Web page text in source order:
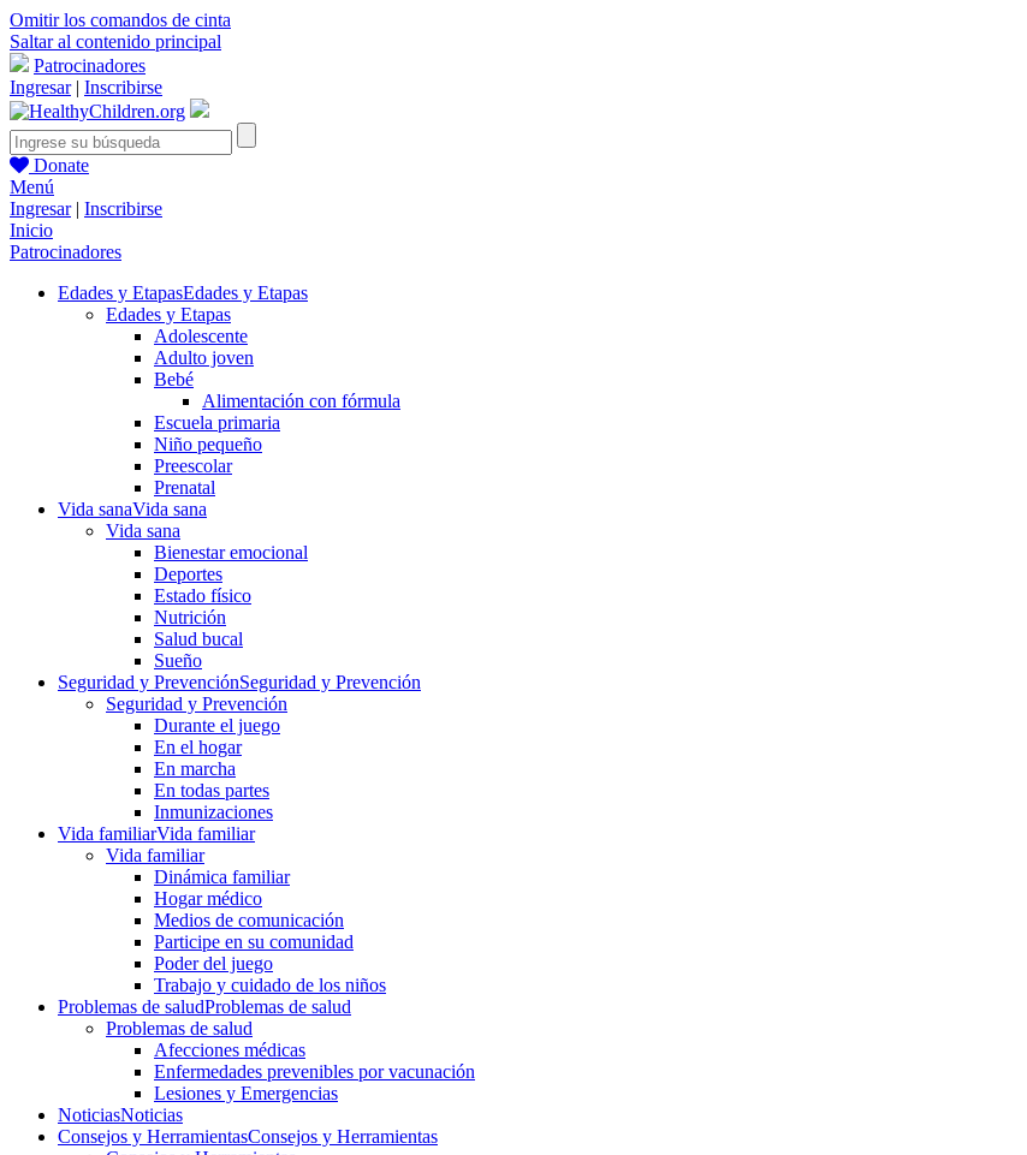
Omitir los comandos de cinta
Saltar al contenido principal
Patrocinadores
Ingresar| Inscribirse
Donate
Menú
Ingresar| Inscribirse
Inicio
Patrocinadores
Edades y EtapasEdades y Etapas
Edades y Etapas
Adolescente
Adulto joven
Bebé
Alimentación con fórmula
Escuela primaria
Niño pequeño
Preescolar
Prenatal
Vida sanaVida sana
Vida sana
Bienestar emocional
Deportes
Estado físico
Nutrición
Salud bucal
Sueño
Seguridad y PrevenciónSeguridad y Prevención
Seguridad y Prevención
Durante el juego
En el hogar
En marcha
En todas partes
Inmunizaciones
Vida familiarVida familiar
Vida familiar
Dinámica familiar
Hogar médico
Medios de comunicación
Participe en su comunidad
Poder del juego
Trabajo y cuidado de los niños
Problemas de saludProblemas de salud
Problemas de salud
Afecciones médicas
Enfermedades prevenibles por vacunación
Lesiones y Emergencias
NoticiasNoticias
Consejos y HerramientasConsejos y Herramientas